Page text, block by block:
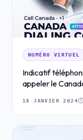
NUMÉRO VIRTUEL
Indicatif
appeler le
18 JANVIER 2024